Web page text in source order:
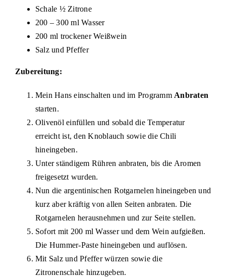
Schale ½ Zitrone
200 – 300 ml Wasser
200 ml trockener Weißwein
Salz und Pfeffer
Zubereitung:
Mein Hans einschalten und im Programm Anbraten
starten.
Olivenöl einfüllen und sobald die Temperatur
erreicht ist, den Knoblauch sowie die Chili
hineingeben.
Unter ständigem Rühren anbraten, bis die Aromen
freigesetzt wurden.
Nun die argentinischen Rotgarnelen hineingeben und
kurz aber kräftig von allen Seiten anbraten. Die
Rotgarnelen herausnehmen und zur Seite stellen.
Sofort mit 200 ml Wasser und dem Wein aufgießen.
Die Hummer-Paste hineingeben und auflösen.
Mit Salz und Pfeffer würzen sowie die
Zitronenschale hinzugeben.